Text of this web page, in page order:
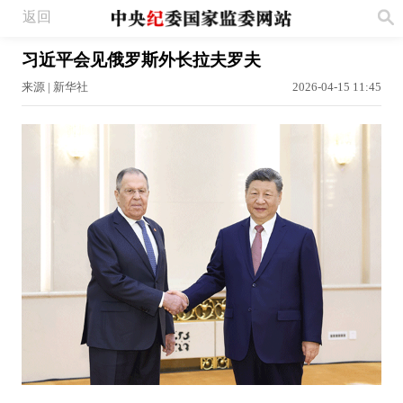
返回
习近平会见俄罗斯外长拉夫罗夫
来源 | 新华社 2026-04-15 11:45